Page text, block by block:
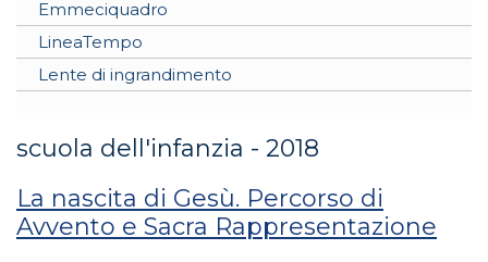
Emmeciquadro
LineaTempo
Lente di ingrandimento
scuola dell'infanzia - 2018
La nascita di Gesù. Percorso di
Avvento e Sacra Rappresentazione